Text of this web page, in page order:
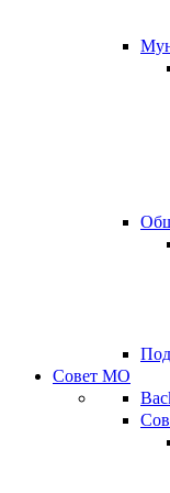
Совет МО